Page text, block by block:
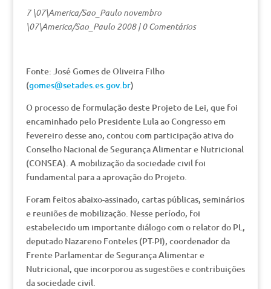
7 \07\America/Sao_Paulo novembro
\07\America/Sao_Paulo 2008|0 Comentários
Fonte: José Gomes de Oliveira Filho
(gomes@setades.es.gov.br)
O processo de formulação deste Projeto de Lei, que foi
encaminhado pelo Presidente Lula ao Congresso em
fevereiro desse ano, contou com participação ativa do
Conselho Nacional de Segurança Alimentar e Nutricional
(CONSEA). A mobilização da sociedade civil foi
fundamental para a aprovação do Projeto.
Foram feitos abaixo-assinado, cartas públicas, seminários
e reuniões de mobilização. Nesse período, foi
estabelecido um importante diálogo com o relator do PL,
deputado Nazareno Fonteles (PT-PI), coordenador da
Frente Parlamentar de Segurança Alimentar e
Nutricional, que incorporou as sugestões e contribuições
da sociedade civil.